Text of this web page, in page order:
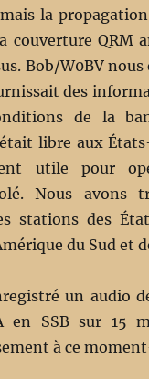
la
couverture QRM
Bob/W0BV
des
de la
libre aux
utile pour
Nous avons
stations des
du Sud et
un audio
en SSB sur 15
à ce